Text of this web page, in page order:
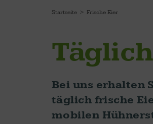
Startseite Frische Eier
Bei uns erhalten
täglich frische
mobilen